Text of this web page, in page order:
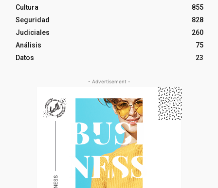
Cultura
855
Seguridad
828
Judiciales
260
Análisis
75
Datos
23
- Advertisement -